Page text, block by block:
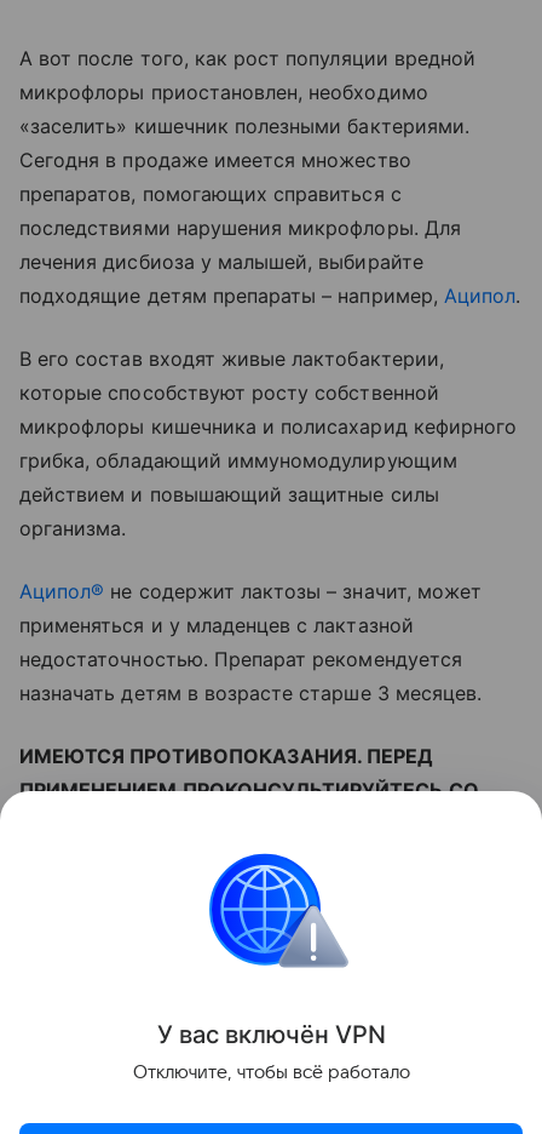
А вот после того, как рост популяции вредной
микрофлоры приостановлен, необходимо
«заселить» кишечник полезными бактериями.
Сегодня в продаже имеется множество
препаратов, помогающих справиться с
последствиями нарушения микрофлоры. Для
лечения дисбиоза у малышей, выбирайте
подходящие детям препараты – например, Аципол.
В его состав входят живые лактобактерии,
которые способствуют росту собственной
микрофлоры кишечника и полисахарид кефирного
грибка, обладающий иммуномодулирующим
действием и повышающий защитные силы
организма.
Аципол® не содержит лактозы – значит, может
применяться и у младенцев с лактазной
недостаточностью. Препарат рекомендуется
назначать детям в возрасте старше 3 месяцев.
ИМЕЮТСЯ ПРОТИВОПОКАЗАНИЯ. ПЕРЕД
ПРИМЕНЕНИЕМ ПРОКОНСУЛЬТИРУЙТЕСЬ СО
Также читайте о том,почему детям бывает трудно
Поделиться
У вас включён VPN
Отключите, чтобы всё работало